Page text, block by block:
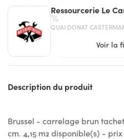
Ressourcerie Le
QUAI DONAT
Voir la
Description du produit
Brussel - carrelage brun
cm. 4,15 m2 disponible(s) -